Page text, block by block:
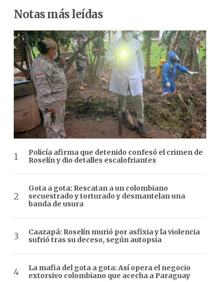
Notas más leídas
Policía afirma que detenido confesó el crimen de
Roselín y dio detalles escalofriantes
Gota a gota: Rescatan a un colombiano
secuestrado y torturado y desmantelan una
banda de usura
Caazapá: Roselín murió por asfixia y la violencia
sufrió tras su deceso, según autopsia
La mafia del gota a gota: Así opera el negocio
extorsivo colombiano que acecha a Paraguay